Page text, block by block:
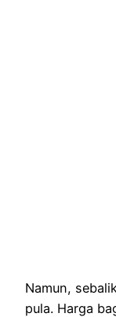
Namun,
pula. Harga